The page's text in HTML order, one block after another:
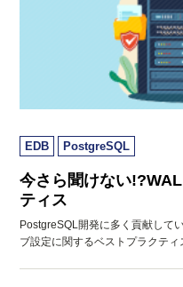
EDB PostgreSQL
今さら聞けない
ティス
PostgreSQL開発に多く貢献して
ブ設定に関するベストプラクティ